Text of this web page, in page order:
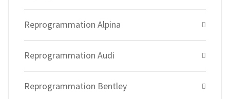
Reprogrammation Alpina
Reprogrammation Audi
Reprogrammation Bentley